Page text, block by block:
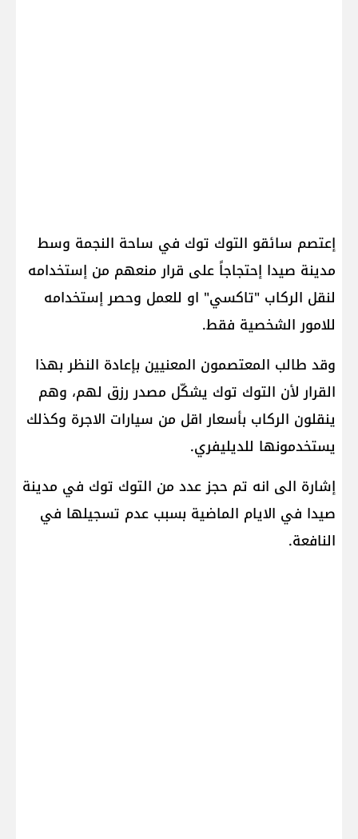
إعتصم سائقو التوك توك في ساحة النجمة وسط
مدينة صيدا إحتجاجاً على قرار منعهم من إستخدامه
لنقل الركاب "تاكسي" او للعمل وحصر إستخدامه
للامور الشخصية فقط.
وقد طالب المعتصمون المعنيين بإعادة النظر بهذا
القرار لأن التوك توك يشكّل مصدر رزق لهم، وهم
ينقلون الركاب بأسعار اقل من سيارات الاجرة وكذلك
يستخدمونها للديليفري.
إشارة الى انه تم حجز عدد من التوك توك في مدينة
صيدا في الايام الماضية بسبب عدم تسجيلها في
النافعة.